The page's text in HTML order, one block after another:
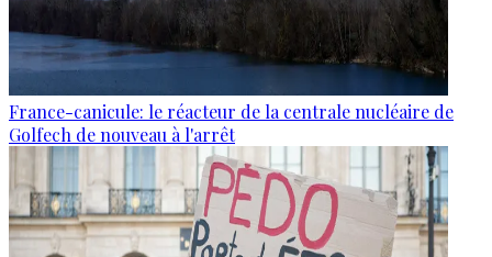
France-canicule: le réacteur de la centrale nucléaire de
Golfech de nouveau à l'arrêt